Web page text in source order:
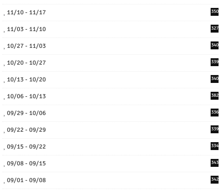
11/10 - 11/17 350
11/03 - 11/10 327
10/27 - 11/03 340
10/20 - 10/27 339
10/13 - 10/20 340
10/06 - 10/13 382
09/29 - 10/06 336
09/22 - 09/29 339
09/15 - 09/22 334
09/08 - 09/15 343
09/01 - 09/08 342